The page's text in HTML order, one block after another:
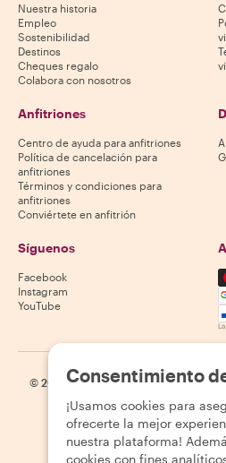
Nuestra historia
Empleo
Sostenibilidad
Destinos
Cheques regalo
Colabora con nosotros
Anfitriones
Centro de ayuda para anfitriones
Política de cancelación para
anfitriones
Términos y condiciones para
anfitriones
Conviértete en anfitrión
Síguenos
Facebook
Instagram
YouTube
© 2026 Withlocals.com | Política de
Consentimiento
¡Usamos cookies para
ofrecerte la mejor
nuestra plataforma!
cookies con fines